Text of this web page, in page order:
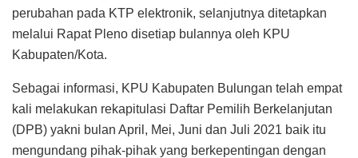
perubahan pada KTP elektronik, selanjutnya ditetapkan
melalui Rapat Pleno disetiap bulannya oleh KPU
Kabupaten/Kota.
Sebagai informasi, KPU Kabupaten Bulungan telah empat
kali melakukan rekapitulasi Daftar Pemilih Berkelanjutan
(DPB) yakni bulan April, Mei, Juni dan Juli 2021 baik itu
mengundang pihak-pihak yang berkepentingan dengan